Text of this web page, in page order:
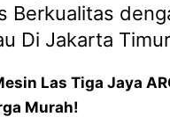
Berkualitas
Di Jakarta Timur
Las Tiga Jaya
Murah!